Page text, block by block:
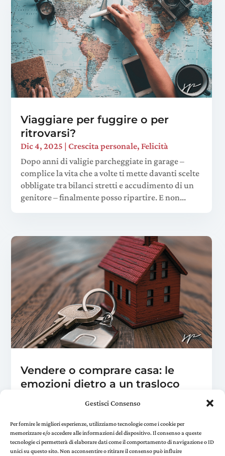
Gestisci Consenso
Per fornire le migliori esperienze, utilizziamo tecnologie come i cookie per
memorizzare e/o accedere alle informazioni del dispositivo. Il consenso a queste
tecnologie ci permetterà di elaborare dati come il comportamento di navigazione o ID
unici su questo sito. Non acconsentire o ritirare il consenso può influire
Viaggiare per fuggire o per
ritrovarsi?
Dic 4, 2025 |Crescita personale,Felicità
Dopo anni di valigie parcheggiate in garage –
complice la vita che a volte ti mette davanti scelte
obbligate tra bilanci stretti e accudimento di un
genitore – finalmente posso ripartire. E non...
Vendere o comprare casa: le
emozioni dietro a un trasloco
solo una questione di metri quadri, mutui e rogiti
notarili. È una delle esperienze emotivamente più
intense che possiamo attraversare nella vita....